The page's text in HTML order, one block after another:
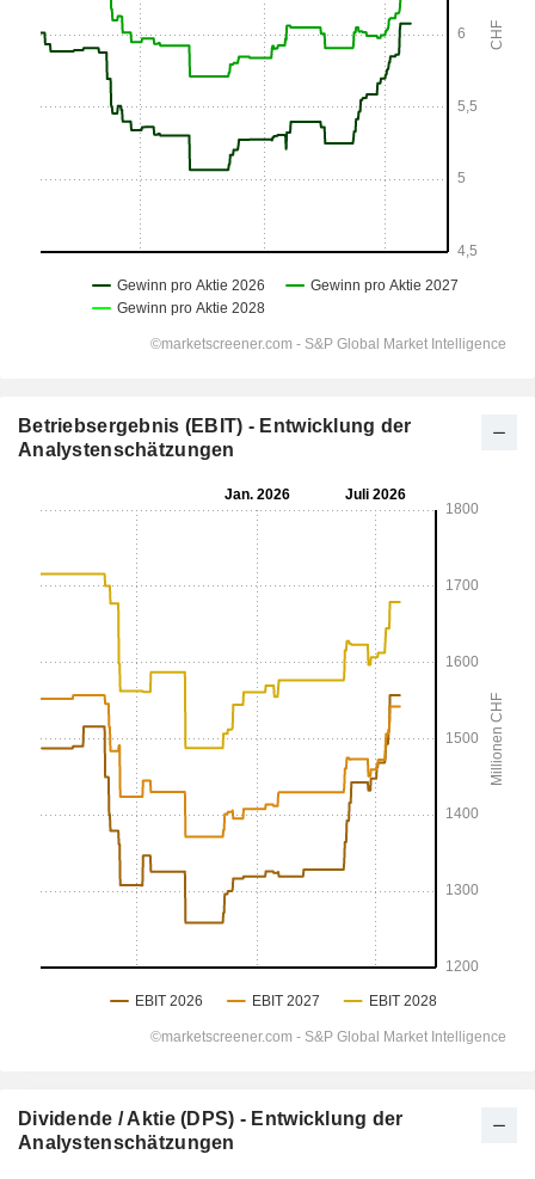
Betriebsergebnis (EBIT) - Entwicklung der
Analystenschätzungen
Dividende / Aktie (DPS) - Entwicklung der
Analystenschätzungen